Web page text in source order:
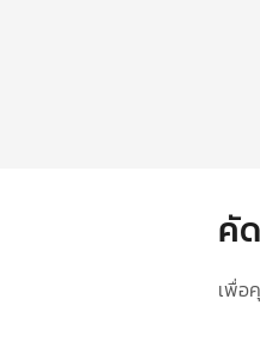
คั
เพื่อ